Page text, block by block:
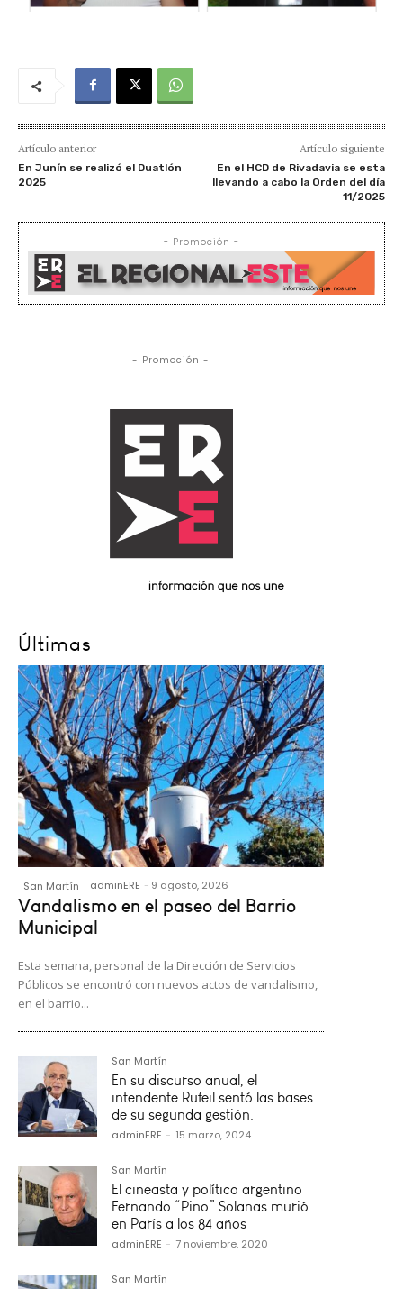
Artículo anterior
En Junín se realizó el Duatlón
2025
Artículo siguiente
En el HCD de Rivadavia se esta
llevando a cabo la Orden del día
11/2025
- Promoción -
- Promoción -
Últimas
San Martín adminERE - 9 agosto, 2026
Vandalismo en el paseo del Barrio
Municipal
Esta semana, personal de la Dirección de Servicios
Públicos se encontró con nuevos actos de vandalismo,
en el barrio...
San Martín
En su discurso anual, el
intendente Rufeil sentó las bases
de su segunda gestión.
adminERE - 15 marzo, 2024
San Martín
El cineasta y político argentino
Fernando “Pino” Solanas murió
en París a los 84 años
adminERE - 7 noviembre, 2020
San Martín